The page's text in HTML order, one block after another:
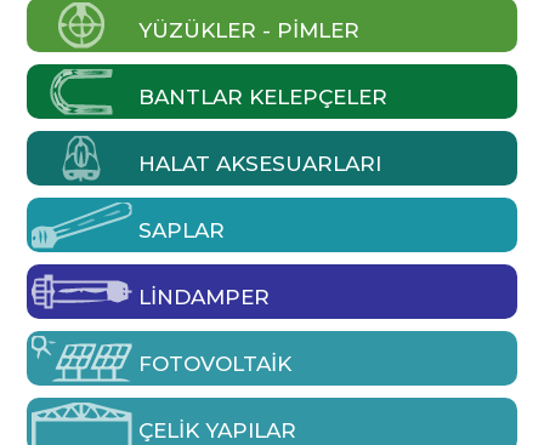
YÜZÜKLER - PIMLER
BANTLAR KELEPÇELER
HALAT AKSESUARLARI
SAPLAR
LINDAMPER
FOTOVOLTAIK
ÇELIK YAPILAR